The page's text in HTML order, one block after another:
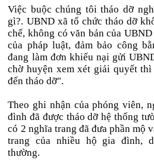
Việc buộc chúng tôi tháo dỡ
gì?. UBND xã tổ chức tháo dỡ
chế, không có văn bản của
của pháp luật, đảm bảo công
đang làm đơn khiếu nại gửi
chờ huyện xem xét giải quyết
đến tháo dỡ".
Theo ghi nhận của phóng viên,
đình đã được tháo dỡ hệ thống
có 2 nghĩa trang đã đưa phần mộ
trang của nhiều hộ gia đình,
thường.